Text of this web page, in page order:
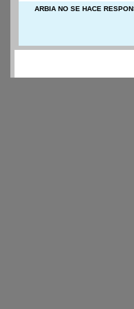
ARBIA NO SE HACE